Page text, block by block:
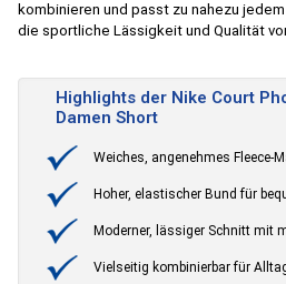
kombinieren und passt zu nahezu
die sportliche Lässigkeit und Qualität
Highlights der Nike Court
Damen Short
Weiches, angenehmes Fleece-
Hoher, elastischer Bund für
Moderner, lässiger Schnitt mit
Vielseitig kombinierbar für